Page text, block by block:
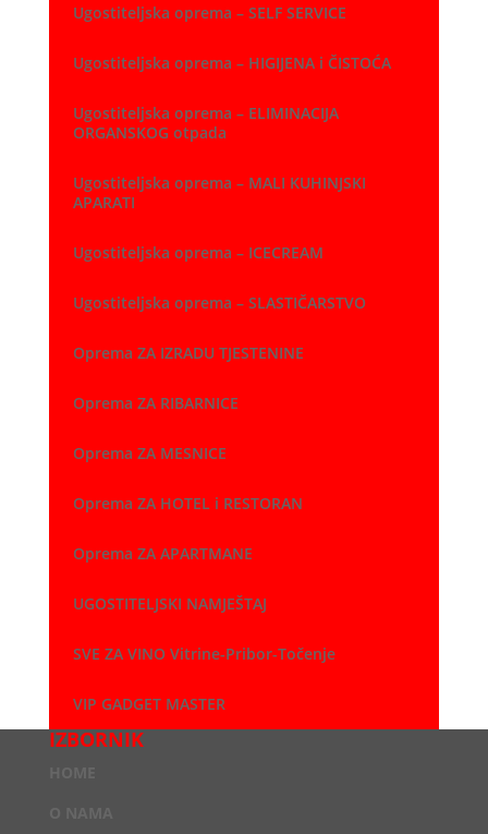
Ugostiteljska oprema – SELF SERVICE
Ugostiteljska oprema – HIGIJENA i ČISTOĆA
Ugostiteljska oprema – ELIMINACIJA
ORGANSKOG otpada
Ugostiteljska oprema – MALI KUHINJSKI
APARATI
Ugostiteljska oprema – ICECREAM
Ugostiteljska oprema – SLASTIČARSTVO
Oprema ZA IZRADU TJESTENINE
Oprema ZA RIBARNICE
Oprema ZA MESNICE
Oprema ZA HOTEL i RESTORAN
Oprema ZA APARTMANE
UGOSTITELJSKI NAMJEŠTAJ
SVE ZA VINO Vitrine-Pribor-Točenje
VIP GADGET MASTER
IZBORNIK